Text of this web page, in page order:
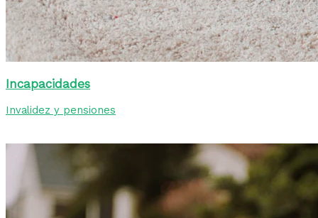
Incapacidades
Invalidez y pensiones